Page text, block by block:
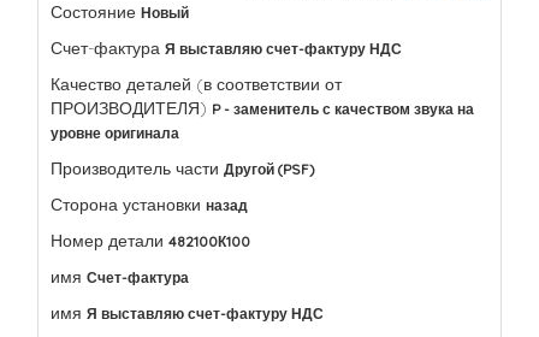
Состояние Новый
Счет-фактура Я выставляю счет-фактуру НДС
Качество деталей (в соответствии от
ПРОИЗВОДИТЕЛЯ) P - заменитель с качеством звука на
уровне оригинала
Производитель части Другой (PSF)
Сторона установки назад
Номер детали 482100К100
имя Счет-фактура
имя Я выставляю счет-фактуру НДС